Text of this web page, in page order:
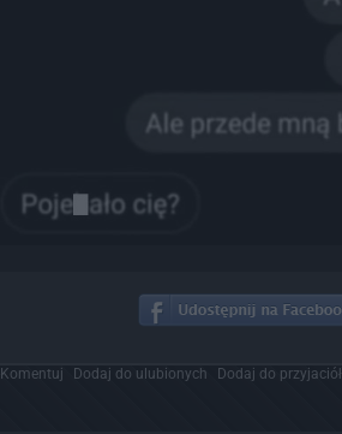
Komentuj Dodaj do ulubionych Dodaj do przyjaciół